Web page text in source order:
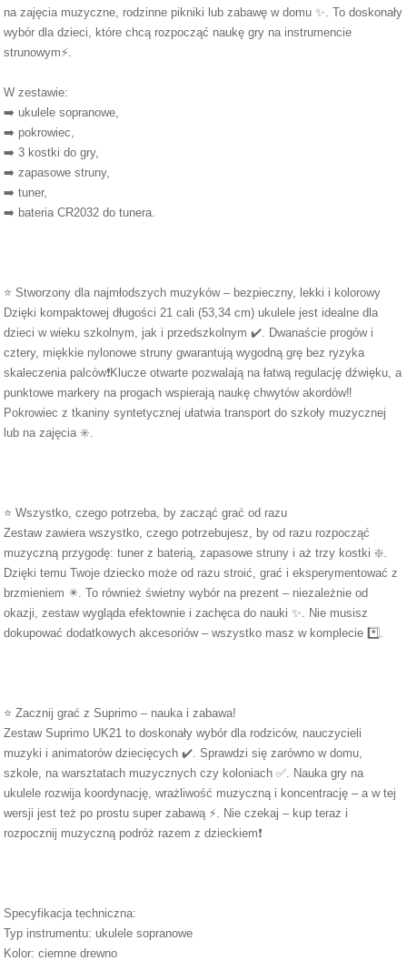
na zajęcia muzyczne, rodzinne pikniki lub zabawę w domu ✨. To doskonały
wybór dla dzieci, które chcą rozpocząć naukę gry na instrumencie
strunowym⚡.
W zestawie:
➡️ ukulele sopranowe,
➡️ pokrowiec,
➡️ 3 kostki do gry,
➡️ zapasowe struny,
➡️ tuner,
➡️ bateria CR2032 do tunera.
⭐ Stworzony dla najmłodszych muzyków – bezpieczny, lekki i kolorowy
Dzięki kompaktowej długości 21 cali (53,34 cm) ukulele jest idealne dla
dzieci w wieku szkolnym, jak i przedszkolnym ✔️. Dwanaście progów i
cztery, miękkie nylonowe struny gwarantują wygodną grę bez ryzyka
skaleczenia palców❗Klucze otwarte pozwalają na łatwą regulację dźwięku, a
punktowe markery na progach wspierają naukę chwytów akordów‼️
Pokrowiec z tkaniny syntetycznej ułatwia transport do szkoły muzycznej
lub na zajęcia ✳️.
⭐ Wszystko, czego potrzeba, by zacząć grać od razu
Zestaw zawiera wszystko, czego potrzebujesz, by od razu rozpocząć
muzyczną przygodę: tuner z baterią, zapasowe struny i aż trzy kostki ❇️.
Dzięki temu Twoje dziecko może od razu stroić, grać i eksperymentować z
brzmieniem ✴️. To również świetny wybór na prezent – niezależnie od
okazji, zestaw wygląda efektownie i zachęca do nauki ✨. Nie musisz
dokupować dodatkowych akcesoriów – wszystko masz w komplecie *️⃣.
⭐ Zacznij grać z Suprimo – nauka i zabawa!
Zestaw Suprimo UK21 to doskonały wybór dla rodziców, nauczycieli
muzyki i animatorów dziecięcych ✔️. Sprawdzi się zarówno w domu,
szkole, na warsztatach muzycznych czy koloniach ✅. Nauka gry na
ukulele rozwija koordynację, wrażliwość muzyczną i koncentrację – a w tej
wersji jest też po prostu super zabawą ⚡. Nie czekaj – kup teraz i
rozpocznij muzyczną podróż razem z dzieckiem❗
Specyfikacja techniczna:
Typ instrumentu: ukulele sopranowe
Kolor: ciemne drewno